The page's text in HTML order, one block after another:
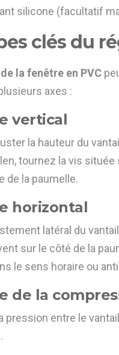
silicone (facultatif
clés du
la fenêtre en PVC
axes :
vertical
la hauteur du
tournez la vis située
de la paumelle.
horizontal
latéral du
sur le côté de la
le sens horaire ou
de la
pression entre le